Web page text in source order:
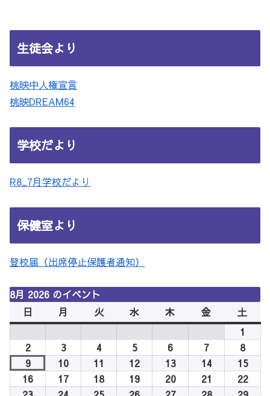
生徒会より
桃映中人権宣言
桃映DREAM64
学校だより
R8_7月学校だより
保健室より
登校届（出席停止保護者通知）
8月 2026 のイベント
日
曜
日
月
曜
日
火火
曜
日
水水
曜
日
木
曜
日
金
曜
日
土
曜
日
1
年
8
月
1
22026
年
8
月
32026
年
8
月
42026
年
8
月
52026
年
8
月
6
年
8
月
7
年
8
月
82026
年
8
月
92026
年
8
10 11
年
12 132026
年
8
142026
8
152026
年
8
16 17 182026
19 202026
21 222026